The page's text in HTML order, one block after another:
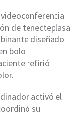
de tenecteplasa
diseñado
bolo
refirió
activó el
su